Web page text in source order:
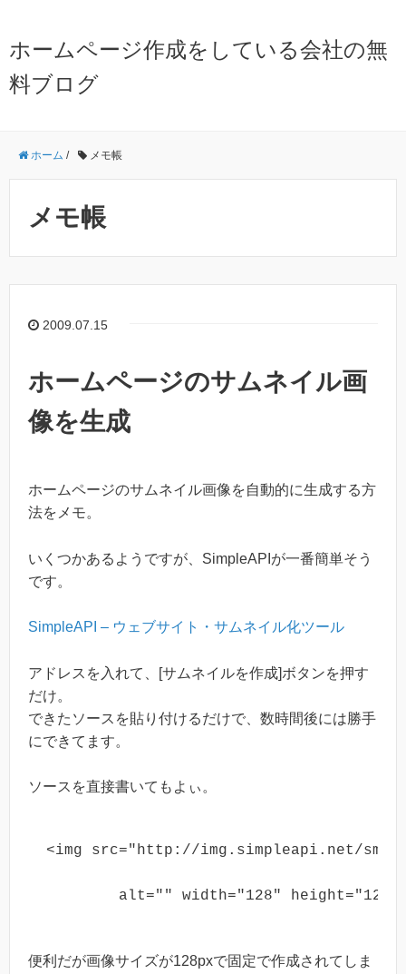
ホームページ作成をしている会社の無
料ブログ
ホーム / メモ帳
メモ帳
2009.07.15
ホームページのサムネイル画
像を生成
ホームページのサムネイル画像を自動的に生成する方
法をメモ。
いくつかあるようですが、SimpleAPIが一番簡単そう
です。
SimpleAPI – ウェブサイト・サムネイル化ツール
アドレスを入れて、[サムネイルを作成]ボタンを押す
だけ。
できたソースを貼り付けるだけで、数時間後には勝手
にできてます。
ソースを直接書いてもよぃ。
<img src="http://img.simpleapi.net/
alt="" width="128"
便利だが画像サイズが128pxで固定で作成されてしま